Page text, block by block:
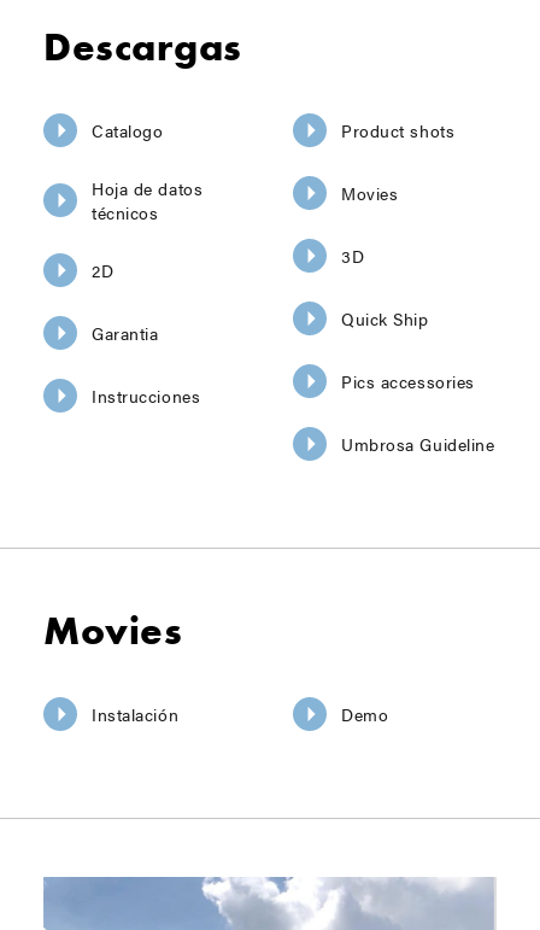
Descargas
Catalogo
Hoja de datos
técnicos
2D
Garantia
Instrucciones
Product shots
Movies
3D
Quick Ship
Pics accessories
Umbrosa Guideline
Movies
Instalación Demo